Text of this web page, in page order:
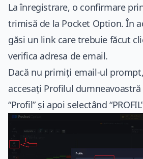
La înregistrare, o confirmare
trimisă de la Pocket Option. În
găsi un link care trebuie făcut
verifica adresa de email.
Dacă nu primiți email-ul
accesați Profilul
“Profil” și apoi selectând